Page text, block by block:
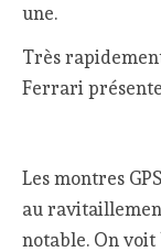
une.
Très
Ferrari
Les montres
au
notable. On voit